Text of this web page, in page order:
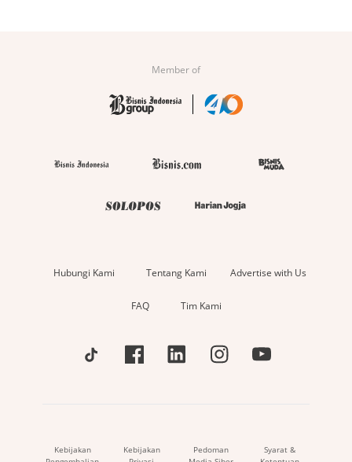
Member of
Hubungi Kami Tentang Kami Advertise with Us
FAQ Tim Kami
Kebijakan
Kebijakan
Pedoman
Syarat &